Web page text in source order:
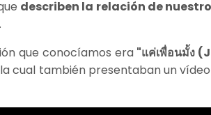
describen la relación de
.
que conocíamos era "แค่เพื่อนมั้ง
cual también presentaban un